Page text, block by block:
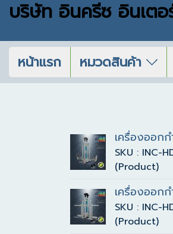
บริษัท อินครีซ อินเต
หน้าแรก หมวดสินค้า
เครื่องออก
SKU : INC-
(Product)
เครื่องออก
SKU : INC-
(Product)